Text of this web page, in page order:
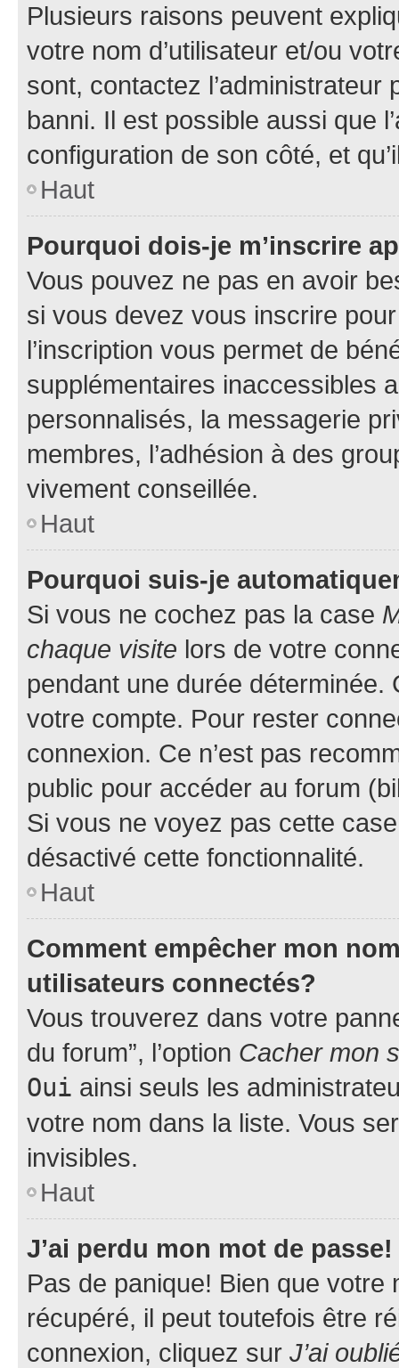
Plusieurs raisons peuvent
votre nom d’utilisateur et/ou
sont, contactez l’administrateur
banni. Il est possible aussi que
configuration de son côté, et
Haut
Pourquoi dois-je m’inscrire
Vous pouvez ne pas en avoir
si vous devez vous inscrire
l’inscription vous permet de
supplémentaires inaccessibles
personnalisés, la messagerie
membres, l’adhésion à des
vivement conseillée.
Haut
Pourquoi suis-je
Si vous ne cochez pas la case
chaque visite lors de votre
pendant une durée déterminée.
votre compte. Pour rester
connexion. Ce n’est pas
public pour accéder au forum
Si vous ne voyez pas cette
désactivé cette fonctionnalité.
Haut
Comment empêcher mon
utilisateurs connectés?
Vous trouverez dans votre
du forum”, l’option Cacher mon
Oui ainsi seuls les
votre nom dans la liste. Vous
invisibles.
Haut
J’ai perdu mon mot de passe!
Pas de panique! Bien que
récupéré, il peut toutefois être
connexion, cliquez sur J’ai